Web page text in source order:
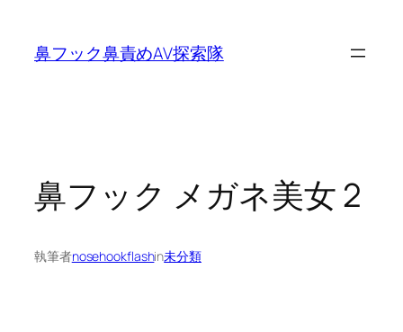
鼻フック鼻責めAV探索隊
鼻フック メガネ美女 2
執筆者nosehookflashin未分類